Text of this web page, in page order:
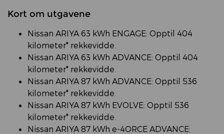
Kort om utgavene
Nissan ARIYA 63 kWh ENGAGE: Opptil 404
kilometer* rekkevidde.
Nissan ARIYA 63 kWh ADVANCE: Opptil 404
kilometer* rekkevidde.
Nissan ARIYA 87 kWh ADVANCE: Opptil 536
kilometer* rekkevidde.
Nissan ARIYA 87 kWh EVOLVE: Opptil 536
kilometer* rekkevidde.
Nissan ARIYA 87 kWh e-4ORCE ADVANCE: